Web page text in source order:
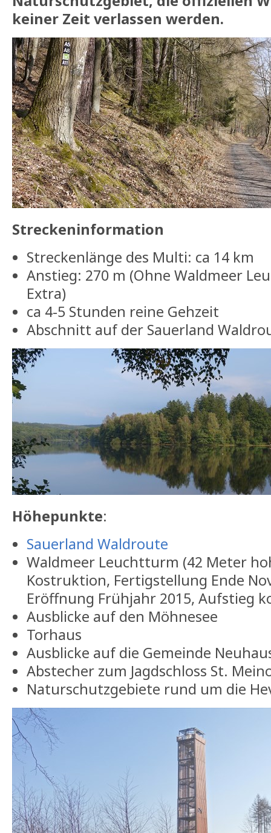
keiner Zeit verlassen werden.
Streckeninformation
Streckenlänge des Multi: ca 14 km
Anstieg: 270 m (Ohne Waldmeer
Extra)
ca 4-5 Stunden reine Gehzeit
Abschnitt auf der Sauerland
Höhepunkte:
Sauerland Waldroute
Waldmeer Leuchtturm (42 Meter
Kostruktion, Fertigstellung Ende
Eröffnung Frühjahr 2015, Aufstieg
Ausblicke auf den Möhnesee
Torhaus
Ausblicke auf die Gemeinde
Abstecher zum Jagdschloss St.
Naturschutzgebiete rund um die